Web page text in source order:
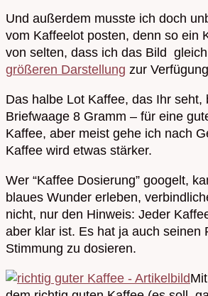
Und außerdem musste ich doch
vom Kaffeelot posten, denn so ein
von selten, dass ich das Bild
größeren Darstellung zur
Das halbe Lot Kaffee, das Ihr seht,
Briefwaage 8 Gramm – für eine
Kaffee, aber meist gehe ich nach
Kaffee wird etwas stärker.
Wer “Kaffee Dosierung” googelt,
blaues Wunder erleben,
nicht, nur den Hinweis: Jeder
aber klar ist. Es hat ja auch seinen
Stimmung zu dosieren.